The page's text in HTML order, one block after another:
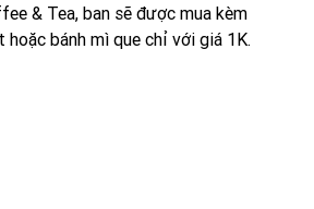
& Tea, ban sẽ được mua kèm
hoặc bánh mì que chỉ với giá 1K.